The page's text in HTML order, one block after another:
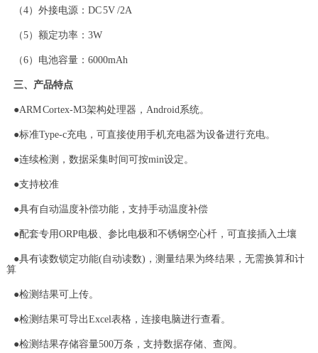
（4）外接电源：DC 5V /2A
（5）额定功率：3W
（6）电池容量：6000mAh
三、产品特点
●ARM Cortex-M3架构处理器，Android系统。
●标准Type-c充电，可直接使用手机充电器为设备进行充电。
●连续检测，数据采集时间可按min设定。
●支持校准
●具有自动温度补偿功能，支持手动温度补偿
●配套专用ORP电极、参比电极和不锈钢空心杄，可直接插入土壤
●具有读数锁定功能(自动读数)，测量结果为终结果，无需换算和计
算
●检测结果可上传。
●检测结果可导出Excel表格，连接电脑进行查看。
●检测结果存储容量500万条，支持数据存储、查阅。